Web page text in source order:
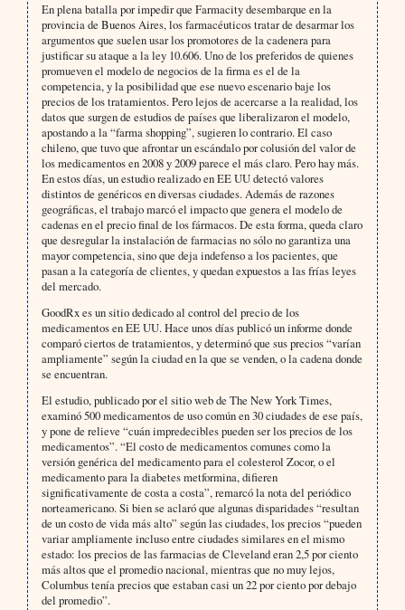
En plena batalla por impedir que Farmacity desembarque en la
provincia de Buenos Aires, los farmacéuticos tratar de desarmar los
argumentos que suelen usar los promotores de la cadenera para
justificar su ataque a la ley 10.606. Uno de los preferidos de quienes
promueven el modelo de negocios de la firma es el de la
competencia, y la posibilidad que ese nuevo escenario baje los
precios de los tratamientos. Pero lejos de acercarse a la realidad, los
datos que surgen de estudios de países que liberalizaron el modelo,
apostando a la “farma shopping”, sugieren lo contrario. El caso
chileno, que tuvo que afrontar un escándalo por colusión del valor de
los medicamentos en 2008 y 2009 parece el más claro. Pero hay más.
En estos días, un estudio realizado en EE UU detectó valores
distintos de genéricos en diversas ciudades. Además de razones
geográficas, el trabajo marcó el impacto que genera el modelo de
cadenas en el precio final de los fármacos. De esta forma, queda claro
que desregular la instalación de farmacias no sólo no garantiza una
mayor competencia, sino que deja indefenso a los pacientes, que
pasan a la categoría de clientes, y quedan expuestos a las frías leyes
del mercado.
GoodRx es un sitio dedicado al control del precio de los
medicamentos en EE UU. Hace unos días publicó un informe donde
comparó ciertos de tratamientos, y determinó que sus precios “varían
ampliamente” según la ciudad en la que se venden, o la cadena donde
se encuentran.
El estudio, publicado por el sitio web de The New York Times,
examinó 500 medicamentos de uso común en 30 ciudades de ese país,
y pone de relieve “cuán impredecibles pueden ser los precios de los
medicamentos”. “El costo de medicamentos comunes como la
versión genérica del medicamento para el colesterol Zocor, o el
medicamento para la diabetes metformina, difieren
significativamente de costa a costa”, remarcó la nota del periódico
norteamericano. Si bien se aclaró que algunas disparidades “resultan
de un costo de vida más alto” según las ciudades, los precios “pueden
variar ampliamente incluso entre ciudades similares en el mismo
estado: los precios de las farmacias de Cleveland eran 2,5 por ciento
más altos que el promedio nacional, mientras que no muy lejos,
Columbus tenía precios que estaban casi un 22 por ciento por debajo
del promedio”.